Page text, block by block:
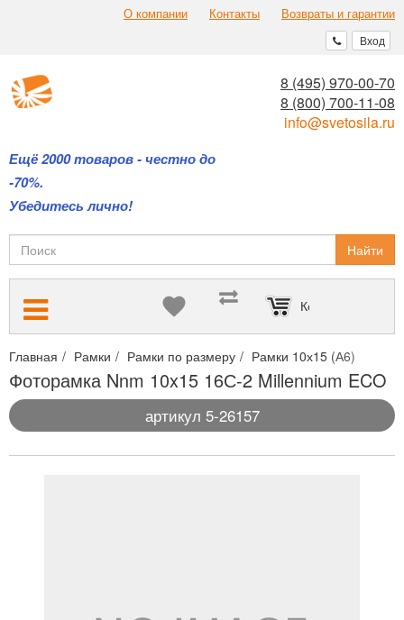
О компании Контакты Возвраты и гарантии
Вход
Ещё 2000 товаров - честно до
-70%.
Убедитесь лично!
8 (495) 970-00-70
8 (800) 700-11-08
info@svetosila.ru
Найти
Корзина пуста
Главная Рамки Рамки по размеру Рамки 10х15 (А6)
Фоторамка Nnm 10x15 16С-2 Millennium ECO
артикул 5-26157